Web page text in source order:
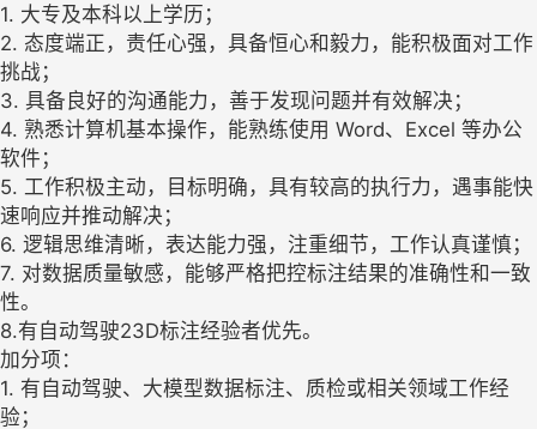
1. 大专及本科以上学历；
2. 态度端正，责任心强，具备恒心和毅力，能积极面对工作
挑战；
3. 具备良好的沟通能力，善于发现问题并有效解决；
4. 熟悉计算机基本操作，能熟练使用 Word、Excel 等办公
软件；
5. 工作积极主动，目标明确，具有较高的执行力，遇事能快
速响应并推动解决；
6. 逻辑思维清晰，表达能力强，注重细节，工作认真谨慎；
7. 对数据质量敏感，能够严格把控标注结果的准确性和一致
性。
8.有自动驾驶23D标注经验者优先。
加分项：
1. 有自动驾驶、大模型数据标注、质检或相关领域工作经
验；